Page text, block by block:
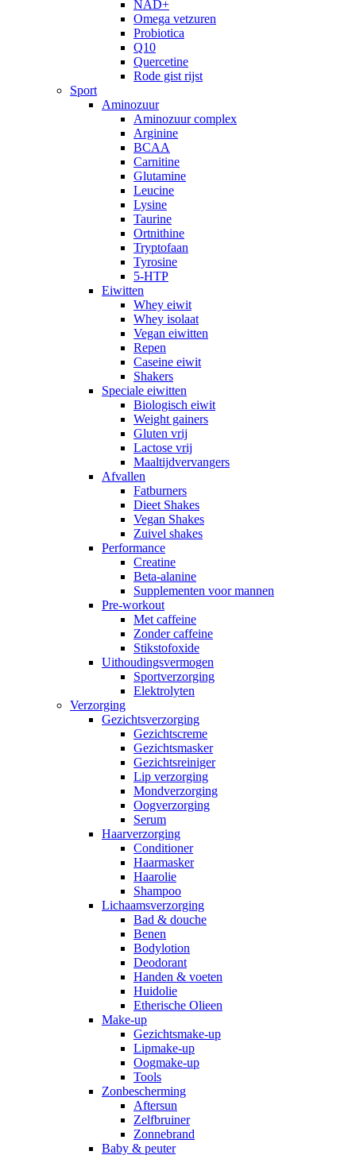
NAD+
Omega vetzuren
Probiotica
Q10
Quercetine
Rode gist rijst
Sport
Aminozuur
Aminozuur complex
Arginine
BCAA
Carnitine
Glutamine
Leucine
Lysine
Taurine
Ortnithine
Tryptofaan
Tyrosine
5-HTP
Eiwitten
Whey eiwit
Whey isolaat
Vegan eiwitten
Repen
Caseine eiwit
Shakers
Speciale eiwitten
Biologisch eiwit
Weight gainers
Gluten vrij
Lactose vrij
Maaltijdvervangers
Afvallen
Fatburners
Dieet Shakes
Vegan Shakes
Zuivel shakes
Performance
Creatine
Beta-alanine
Supplementen voor mannen
Pre-workout
Met caffeine
Zonder caffeine
Stikstofoxide
Uithoudingsvermogen
Sportverzorging
Elektrolyten
Verzorging
Gezichtsverzorging
Gezichtscreme
Gezichtsmasker
Gezichtsreiniger
Lip verzorging
Mondverzorging
Oogverzorging
Serum
Haarverzorging
Conditioner
Haarmasker
Haarolie
Shampoo
Lichaamsverzorging
Bad & douche
Benen
Bodylotion
Deodorant
Handen & voeten
Huidolie
Etherische Olieen
Make-up
Gezichtsmake-up
Lipmake-up
Oogmake-up
Tools
Zonbescherming
Aftersun
Zelfbruiner
Zonnebrand
Baby & peuter